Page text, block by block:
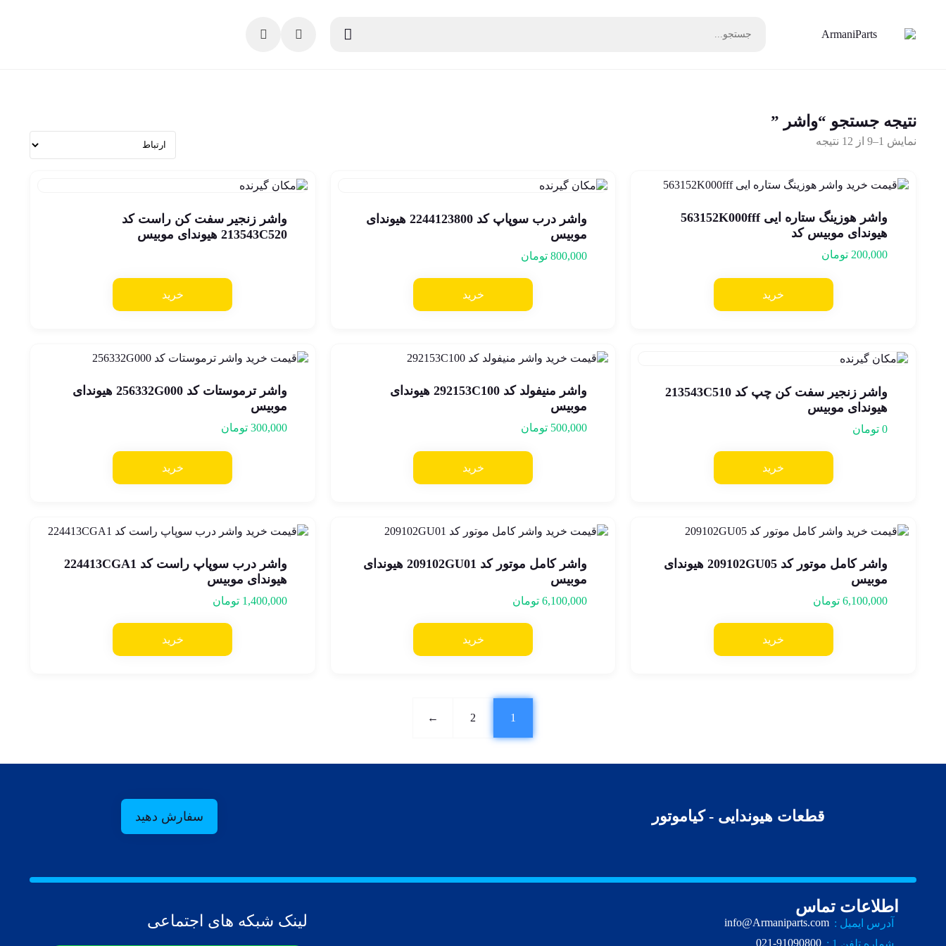
نتیجه جستجو “واشر ”
نمایش 1–9 از 12 نتیجه
واشر هوزینگ ستاره ایی 563152K000fff
هیوندای موبیس کد
200,000 تومان
خرید
واشر درب سوپاپ کد 2244123800 هیوندای
موبیس
800,000 تومان
خرید
واشر زنجیر سفت کن راست کد
213543C520 هیوندای موبیس
خرید
واشر زنجیر سفت کن چپ کد 213543C510
هیوندای موبیس
0 تومان
خرید
واشر منیفولد کد 292153C100 هیوندای
موبیس
500,000 تومان
خرید
واشر ترموستات کد 256332G000 هیوندای
موبیس
300,000 تومان
خرید
واشر کامل موتور کد 209102GU05 هیوندای
موبیس
6,100,000 تومان
خرید
واشر کامل موتور کد 209102GU01 هیوندای
موبیس
6,100,000 تومان
خرید
واشر درب سوپاپ راست کد 224413CGA1
هیوندای موبیس
1,400,000 تومان
خرید
1
2
←
قطعات هیوندایی - کیاموتور سفارش دهید
اطلاعات تماس
آدرس ایمیل : info@Armaniparts.com
شماره تلفن 1 :
021-91090800
لینک شبکه های اجتماعی